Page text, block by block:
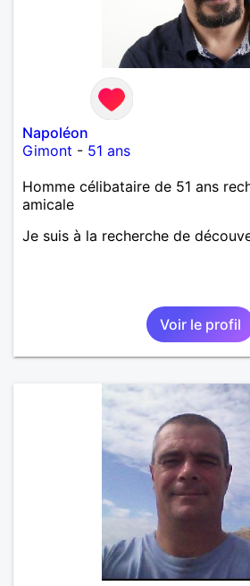
Napoléon
Gimont - 51 ans
Homme célibataire de 51 ans
amicale
Je suis à la recherche de
Voir le profil